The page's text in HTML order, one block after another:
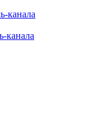
канала
канала